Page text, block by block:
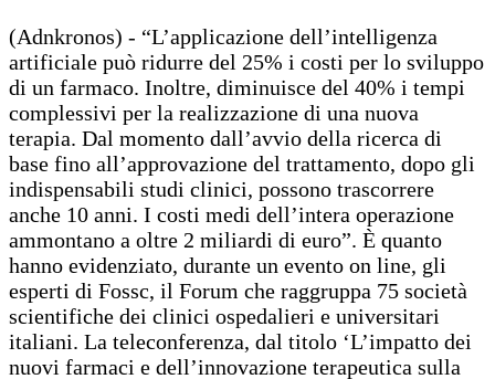
(Adnkronos) - “L’applicazione dell’intelligenza
artificiale può ridurre del 25% i costi per lo sviluppo
di un farmaco. Inoltre, diminuisce del 40% i tempi
complessivi per la realizzazione di una nuova
terapia. Dal momento dall’avvio della ricerca di
base fino all’approvazione del trattamento, dopo gli
indispensabili studi clinici, possono trascorrere
anche 10 anni. I costi medi dell’intera operazione
ammontano a oltre 2 miliardi di euro”. È quanto
hanno evidenziato, durante un evento on line, gli
esperti di Fossc, il Forum che raggruppa 75 società
scientifiche dei clinici ospedalieri e universitari
italiani. La teleconferenza, dal titolo ‘L’impatto dei
nuovi farmaci e dell’innovazione terapeutica sulla